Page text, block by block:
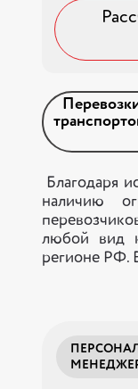
Благодаря
наличию
любой вид
регионе РФ.